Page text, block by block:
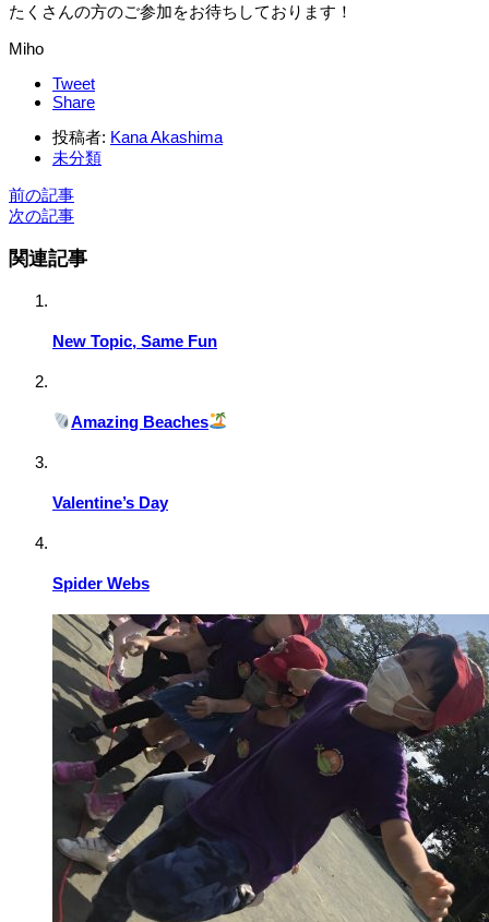
たくさんの方のご参加をお待ちしております！
Miho
Tweet
Share
投稿者: Kana Akashima
未分類
前の記事
次の記事
関連記事
New Topic, Same Fun
Amazing Beaches
Valentine’s Day
Spider Webs